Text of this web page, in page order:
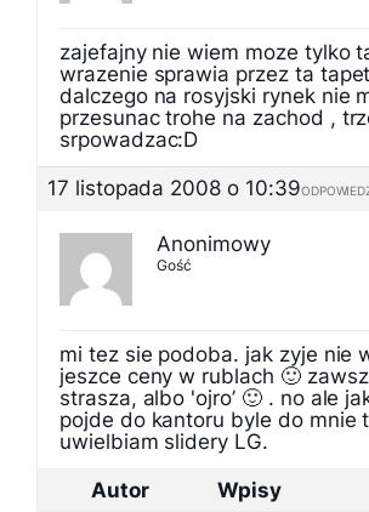
zajefajny nie wiem moze tylko
wrazenie sprawia przez ta
dalczego na rosyjski rynek nie
przesunac trohe na zachod ,
srpowadzac:D
17 listopada 2008 o 10:39
Anonimowy
Gość
mi tez sie podoba. jak zyje nie
jeszce ceny w rublach 🙂
strasza, albo 'ojro’ 🙂 . no ale
pojde do kantoru byle do mnie
uwielbiam slidery LG.
Autor
Wpisy